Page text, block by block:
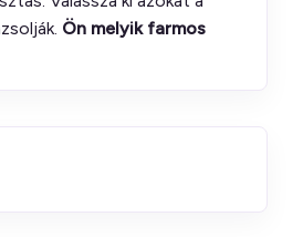
Ön melyik farmos